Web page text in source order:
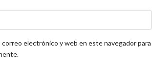
correo electrónico y web en este navegador para